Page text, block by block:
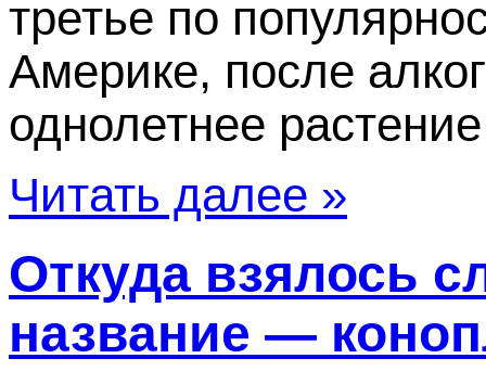
третье по
Америке, после
однолетнее
Читать далее »
Откуда взялось
название —